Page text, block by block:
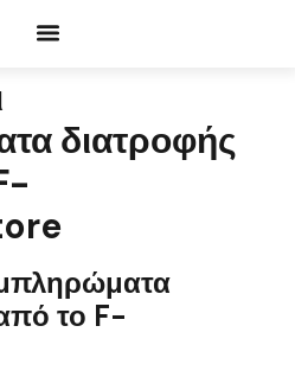
διατροφής
το F-